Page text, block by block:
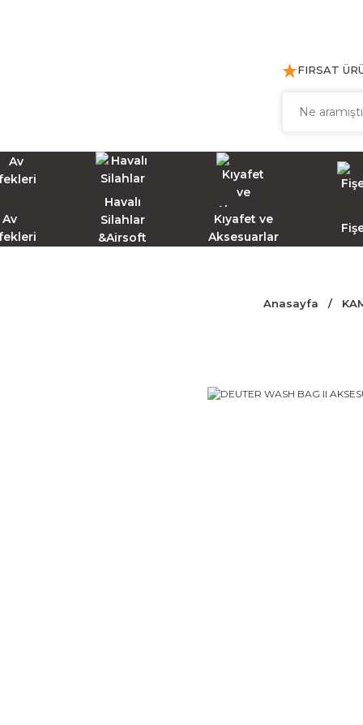
FIRSAT
Av
Havalı
Silahlar
&Airsoft
Kıyafet ve
Aksesuarlar
Anasayfa